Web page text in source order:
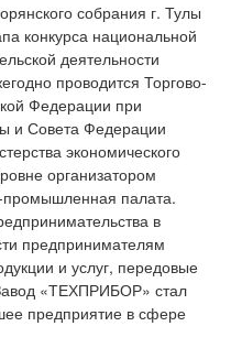
собрания г. Тулы
конкурса национальной
деятельности
проводится Торгово-
Федерации при
и Совета Федерации
экономического
организатором
промышленная палата.
в
предпринимателям
и услуг, передовые
«ТЕХПРИБОР» стал
предприятие в сфере